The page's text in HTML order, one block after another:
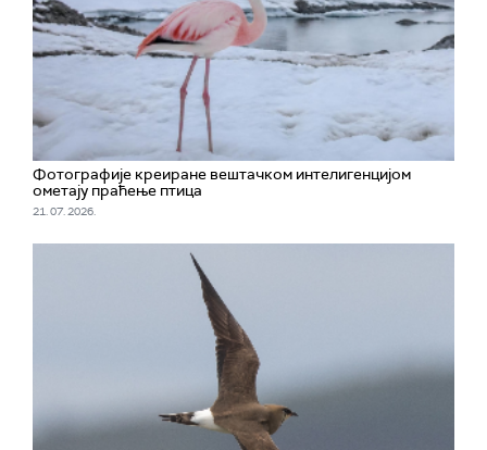
Фотографије креиране вештачком интелигенцијом
ометају праћење птица
21. 07. 2026.